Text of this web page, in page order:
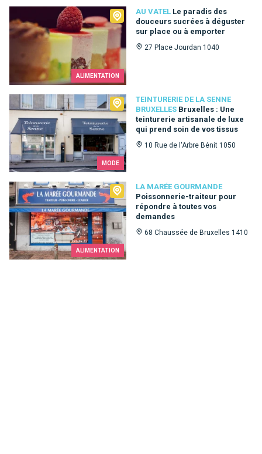
ALIMENTATION
AU VATEL Le paradis des
douceurs sucrées à déguster
sur place ou à emporter
27 Place Jourdan 1040
MODE
TEINTURERIE DE LA SENNE
BRUXELLES Bruxelles : Une
teinturerie artisanale de luxe
qui prend soin de vos tissus
10 Rue de l'Arbre Bénit 1050
Teinturerie de la Senne Bruxelles
ALIMENTATION
LA MARÉE GOURMANDE
Poissonnerie-traiteur pour
répondre à toutes vos
demandes
68 Chaussée de Bruxelles 1410
La Marée Gourmande